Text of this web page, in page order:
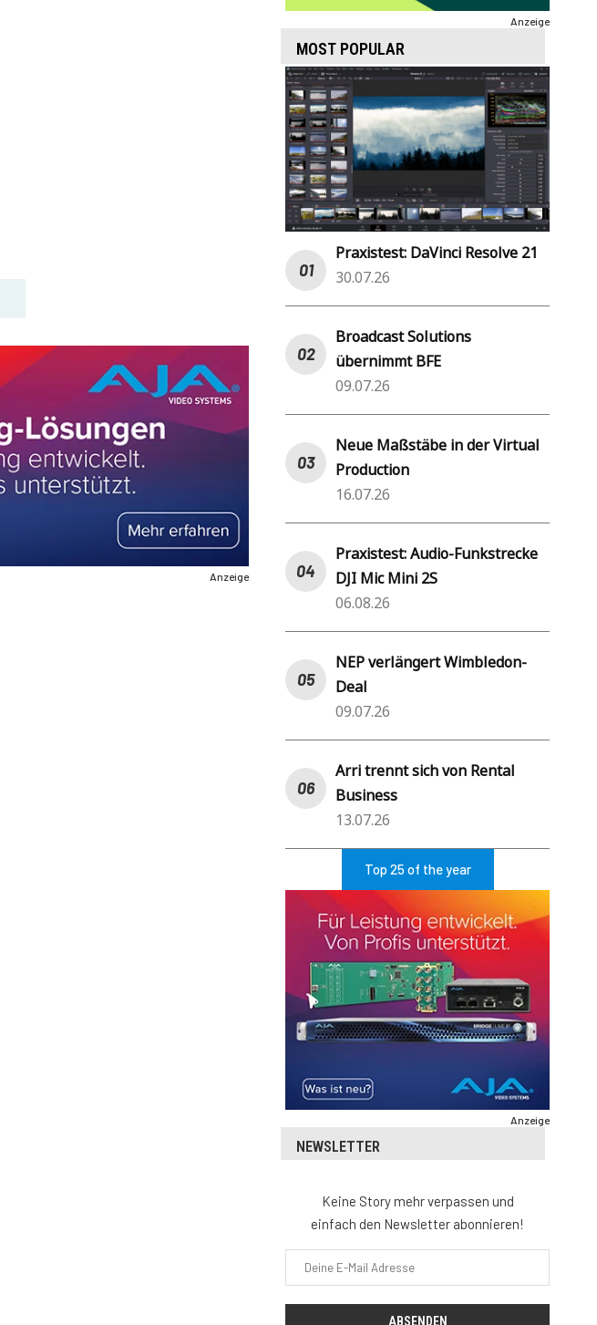
Anzeige
Anzeige
MOST POPULAR
Praxistest: DaVinci Resolve 21
30.07.26
Broadcast Solutions
übernimmt BFE
09.07.26
Neue Maßstäbe in der Virtual
Production
16.07.26
Praxistest: Audio-Funkstrecke
DJI Mic Mini 2S
06.08.26
NEP verlängert Wimbledon-
Deal
09.07.26
Arri trennt sich von Rental
Business
13.07.26
Top 25 of the year
Anzeige
NEWSLETTER
Keine Story mehr verpassen und
einfach den Newsletter abonnieren!